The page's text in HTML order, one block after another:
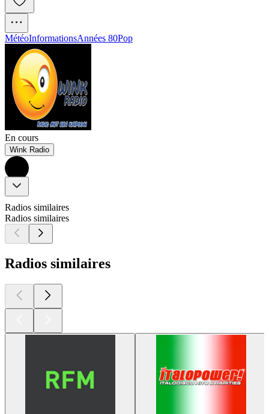
MétéoInformationsAnnées 80Pop
En cours
Wink Radio
Radios similaires
Radios similaires
Radios similaires